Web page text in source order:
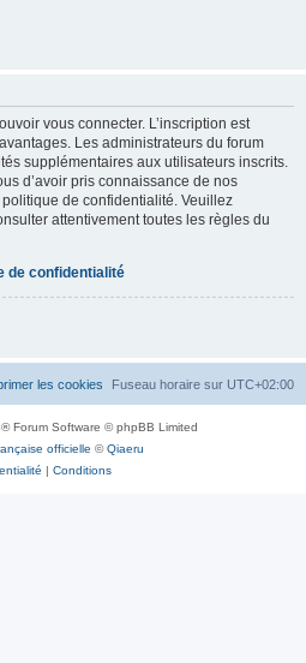
vous connecter. L’inscription est
Les administrateurs du forum
supplémentaires aux utilisateurs inscrits.
d’avoir pris connaissance de nos
de confidentialité. Veuillez
attentivement toutes les règles du
de confidentialité
Fuseau horaire sur UTC+02:00
les cookies
® Forum Software © phpBB Limited
officielle ©Qiaeru
| Conditions